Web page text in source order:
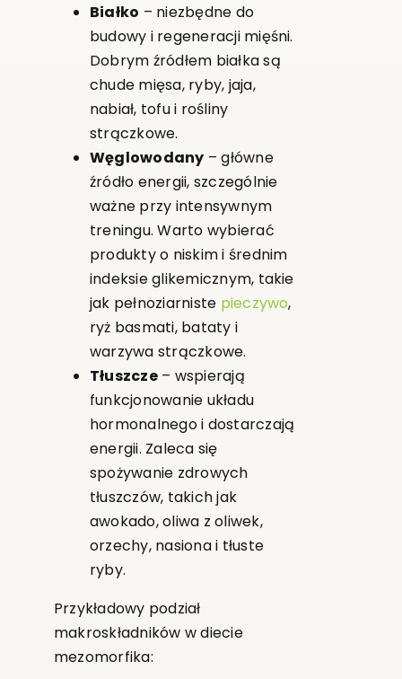
Białko – niezbędne do
budowy i regeneracji mięśni.
Dobrym źródłem białka są
chude mięsa, ryby, jaja,
nabiał, tofu i rośliny
strączkowe.
Węglowodany – główne
źródło energii, szczególnie
ważne przy intensywnym
treningu. Warto wybierać
produkty o niskim i średnim
indeksie glikemicznym, takie
jak pełnoziarniste pieczywo,
ryż basmati, bataty i
warzywa strączkowe.
Tłuszcze– wspierają
funkcjonowanie układu
hormonalnego i dostarczają
energii. Zaleca się
spożywanie zdrowych
tłuszczów, takich jak
awokado, oliwa z oliwek,
orzechy, nasiona i tłuste
ryby.
Przykładowy podział
makroskładników w diecie
mezomorfika: